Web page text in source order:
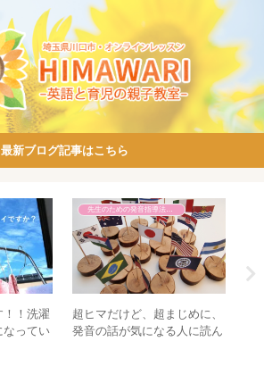
最新ブログ記事はこちら
！！洗濯
なってい
先生のための発音指導法講座
超ヒマだけど、超まじめに、
発音の話が気になる人に読ん